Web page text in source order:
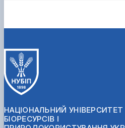
НАЦІОНАЛЬНИЙ УНІВЕРСИТЕТ
БІОРЕСУРСІВ І